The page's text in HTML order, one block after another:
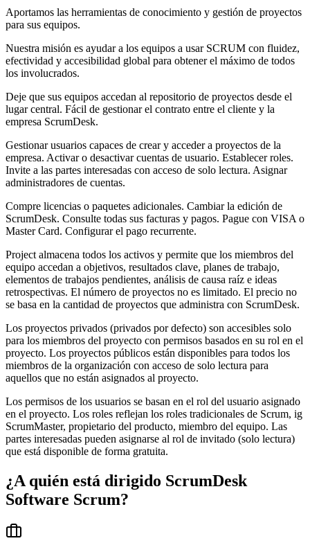
Aportamos las herramientas de conocimiento y gestión de proyectos
para sus equipos.
Nuestra misión es ayudar a los equipos a usar SCRUM con fluidez,
efectividad y accesibilidad global para obtener el máximo de todos
los involucrados.
Deje que sus equipos accedan al repositorio de proyectos desde el
lugar central. Fácil de gestionar el contrato entre el cliente y la
empresa ScrumDesk.
Gestionar usuarios capaces de crear y acceder a proyectos de la
empresa. Activar o desactivar cuentas de usuario. Establecer roles.
Invite a las partes interesadas con acceso de solo lectura. Asignar
administradores de cuentas.
Compre licencias o paquetes adicionales. Cambiar la edición de
ScrumDesk. Consulte todas sus facturas y pagos. Pague con VISA o
Master Card. Configurar el pago recurrente.
Project almacena todos los activos y permite que los miembros del
equipo accedan a objetivos, resultados clave, planes de trabajo,
elementos de trabajos pendientes, análisis de causa raíz e ideas
retrospectivas. El número de proyectos no es limitado. El precio no
se basa en la cantidad de proyectos que administra con ScrumDesk.
Los proyectos privados (privados por defecto) son accesibles solo
para los miembros del proyecto con permisos basados ​​en su rol en el
proyecto. Los proyectos públicos están disponibles para todos los
miembros de la organización con acceso de solo lectura para
aquellos que no están asignados al proyecto.
Los permisos de los usuarios se basan en el rol del usuario asignado
en el proyecto. Los roles reflejan los roles tradicionales de Scrum, ig
ScrumMaster, propietario del producto, miembro del equipo. Las
partes interesadas pueden asignarse al rol de invitado (solo lectura)
que está disponible de forma gratuita.
¿A quién está dirigido ScrumDesk
Software Scrum?